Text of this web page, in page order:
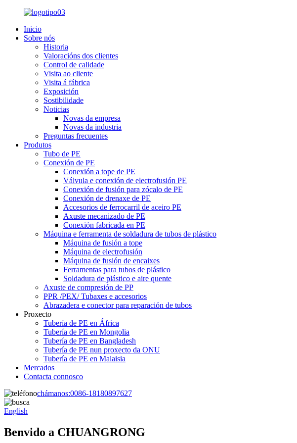
Inicio
Sobre nós
Historia
Valoracións dos clientes
Control de calidade
Visita ao cliente
Visita á fábrica
Exposición
Sostibilidade
Noticias
Novas da empresa
Novas da industria
Preguntas frecuentes
Produtos
Tubo de PE
Conexión de PE
Conexión a tope de PE
Válvula e conexión de electrofusión PE
Conexión de fusión para zócalo de PE
Conexión de drenaxe de PE
Accesorios de ferrocarril de aceiro PE
Axuste mecanizado de PE
Conexión fabricada en PE
Máquina e ferramenta de soldadura de tubos de plástico
Máquina de fusión a tope
Máquina de electrofusión
Máquina de fusión de encaixes
Ferramentas para tubos de plástico
Soldadura de plástico e aire quente
Axuste de compresión de PP
PPR /PEX/ Tubaxes e accesorios
Abrazadera e conector para reparación de tubos
Proxecto
Tubería de PE en África
Tubería de PE en Mongolia
Tubería de PE en Bangladesh
Tubería de PE nun proxecto da ONU
Tubería de PE en Malaisia
Mercados
Contacta connosco
chámanos:0086-18180897627
English
Benvido a CHUANGRONG